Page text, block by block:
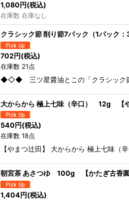
1,080円(税込)
在庫数 在庫なし
クラシック節 削り節7パック（1パック
702円(税込)
在庫数 21点
◆◇◆ 三ツ星醤油とこの「クラシック
大からから 極上七味（辛口） 12g 【や
540円(税込)
在庫数 18点
【やまつ辻田】 大からから 極上七味
朝宮茶 あさつゆ 100g 【かたぎ古香園
1,404円(税込)